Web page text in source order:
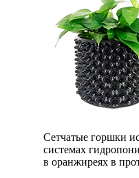
Сетчатые горшки
системах
в оранжиреях в